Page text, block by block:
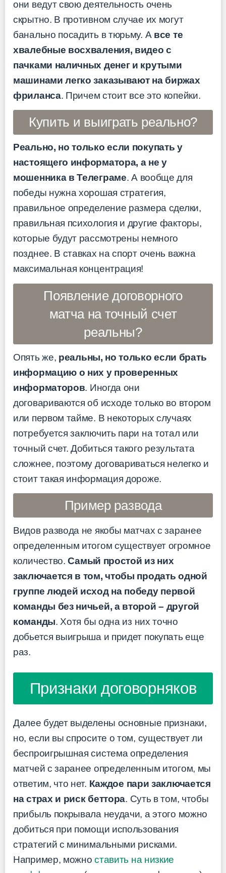
они ведут свою деятельность очень
скрытно. В противном случае их могут
банально посадить в тюрьму. А все те
хвалебные восхваления, видео с
пачками наличных денег и крутыми
машинами легко заказывают на биржах
фриланса. Причем стоит все это копейки.
Купить и выиграть реально?
Реально, но только если покупать у
настоящего информатора, а не у
мошенника в Телеграме. А вообще для
победы нужна хорошая стратегия,
правильное определение размера сделки,
правильная психология и другие факторы,
которые будут рассмотрены немного
позднее. В ставках на спорт очень важна
максимальная концентрация!
Появление договорного
матча на точный счет
реальны?
Опять же, реальны, но только если брать
информацию о них у проверенных
информаторов. Иногда они
договариваются об исходе только во втором
или первом тайме. В некоторых случаях
потребуется заключить пари на тотал или
точный счет. Добиться такого результата
сложнее, поэтому договариваться нелегко и
стоит такая информация дороже.
Пример развода
Видов развода не якобы матчах с заранее
определенным итогом существует огромное
количество.Самый простой из них
заключается в том, чтобы продать одной
группе людей исход на победу первой
команды без ничьей, а второй – другой
команды. Хотя бы одна из них точно
добьется выигрыша и придет покупать еще
раз.
Признаки договорняков
Далее будет выделены основные признаки,
но, если вы спросите о том, существует ли
беспроигрышная система определения
матчей с заранее определенным итогом, мы
ответим, что нет. Каждое пари заключается
на страх и риск беттора. Суть в том, чтобы
прибыль покрывала неудачи, а этого можно
добиться при помощи использования
стратегий с минимальными рисками.
Например, можноставить на низкие